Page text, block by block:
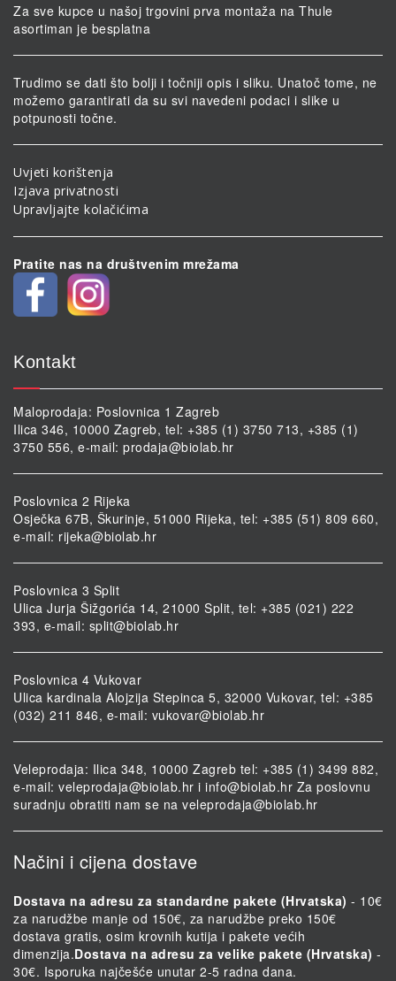
Za sve kupce u našoj trgovini prva montaža na Thule
asortiman je besplatna
Trudimo se dati što bolji i točniji opis i sliku. Unatoč tome, ne
možemo garantirati da su svi navedeni podaci i slike u
potpunosti točne.
Uvjeti korištenja
Izjava privatnosti
Upravljajte kolačićima
Pratite nas na društvenim mrežama
Kontakt
Maloprodaja: Poslovnica 1 Zagreb
Ilica 346, 10000 Zagreb, tel: +385 (1) 3750 713, +385 (1)
3750 556, e-mail: prodaja@biolab.hr
Poslovnica 2 Rijeka
Osječka 67B, Škurinje, 51000 Rijeka, tel: +385 (51) 809 660,
e-mail: rijeka@biolab.hr
Poslovnica 3 Split
Ulica Jurja Šižgorića 14, 21000 Split, tel: +385 (021) 222
393, e-mail: split@biolab.hr
Poslovnica 4 Vukovar
Ulica kardinala Alojzija Stepinca 5, 32000 Vukovar, tel: +385
(032) 211 846, e-mail: vukovar@biolab.hr
Veleprodaja: Ilica 348, 10000 Zagreb tel: +385 (1) 3499 882,
e-mail: veleprodaja@biolab.hr i info@biolab.hr Za poslovnu
suradnju obratiti nam se na veleprodaja@biolab.hr
Načini i cijena dostave
Dostava na adresu za standardne pakete (Hrvatska) - 10€
za narudžbe manje od 150€, za narudžbe preko 150€
dostava gratis, osim krovnih kutija i pakete većih
dimenzija.Dostava na adresu za velike pakete (Hrvatska) -
30€. Isporuka najčešće unutar 2-5 radna dana.